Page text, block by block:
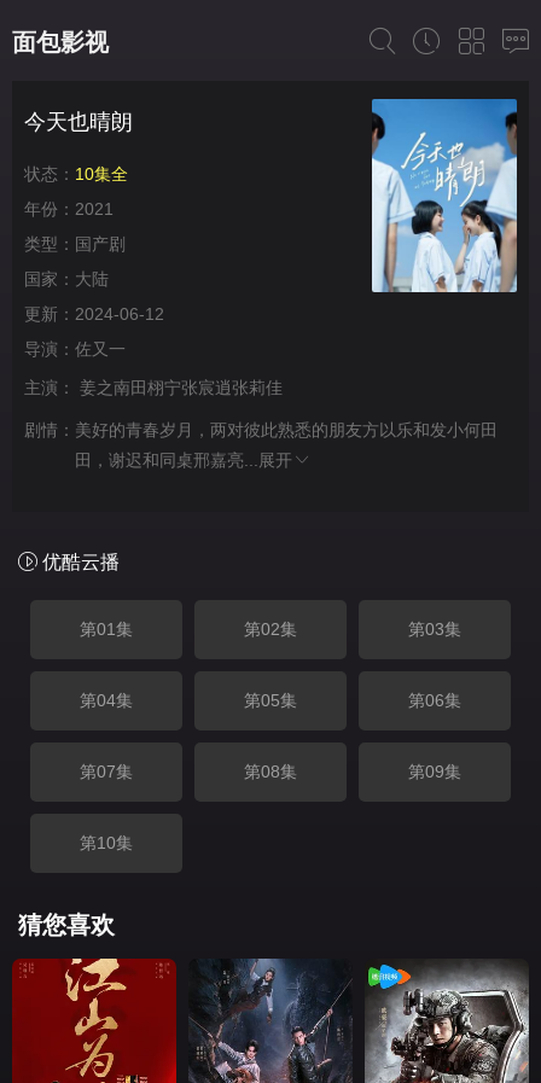
面包影视
今天也晴朗
状态： 10集全
年份： 2021
类型： 国产剧
国家： 大陆
更新： 2024-06-12
导演： 佐又一
主演：
姜之南田栩宁张宸逍张莉佳
剧情： 美好的青春岁月，两对彼此熟悉的朋友方以乐和发小何田
田，谢迟和同桌邢嘉亮...
展开
优酷云播
第01集 第02集 第03集
第04集 第05集 第06集
第07集 第08集 第09集
第10集
猜您喜欢